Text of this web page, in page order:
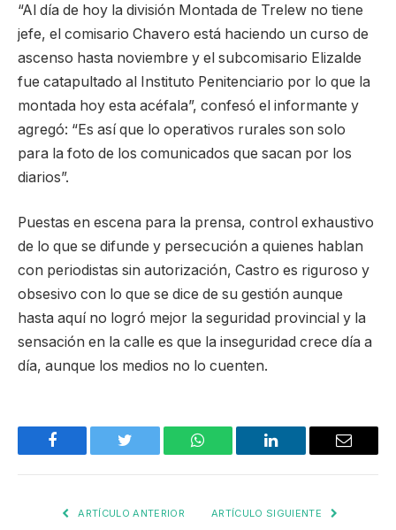
“Al día de hoy la división Montada de Trelew no tiene
jefe, el comisario Chavero está haciendo un curso de
ascenso hasta noviembre y el subcomisario Elizalde
fue catapultado al Instituto Penitenciario por lo que la
montada hoy esta acéfala”, confesó el informante y
agregó: “Es así que lo operativos rurales son solo
para la foto de los comunicados que sacan por los
diarios”.
Puestas en escena para la prensa, control exhaustivo
de lo que se difunde y persecución a quienes hablan
con periodistas sin autorización, Castro es riguroso y
obsesivo con lo que se dice de su gestión aunque
hasta aquí no logró mejor la seguridad provincial y la
sensación en la calle es que la inseguridad crece día a
día, aunque los medios no lo cuenten.
Facebook Twitter WhatsApp LinkedIn Email
ARTÍCULO ANTERIOR ARTÍCULO SIGUIENTE